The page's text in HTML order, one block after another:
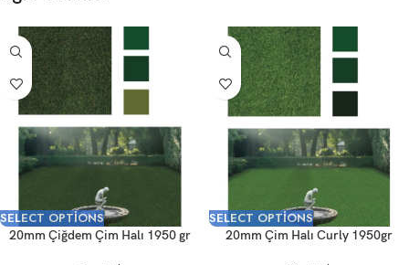
SELECT OPTIONS
20mm Çiğdem Çim Halı 1950 gr
SELECT OPTIONS
20mm Çim Halı Curly 1950gr